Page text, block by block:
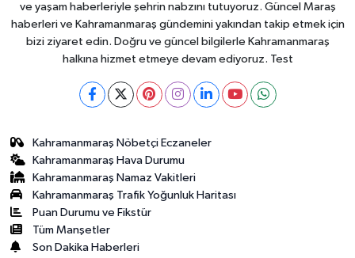
ve yaşam haberleriyle şehrin nabzını tutuyoruz. Güncel Maraş
haberleri ve Kahramanmaraş gündemini yakından takip etmek için
bizi ziyaret edin. Doğru ve güncel bilgilerle Kahramanmaraş
halkına hizmet etmeye devam ediyoruz. Test
Kahramanmaraş Nöbetçi Eczaneler
Kahramanmaraş Hava Durumu
Kahramanmaraş Namaz Vakitleri
Kahramanmaraş Trafik Yoğunluk Haritası
Puan Durumu ve Fikstür
Tüm Manşetler
Son Dakika Haberleri